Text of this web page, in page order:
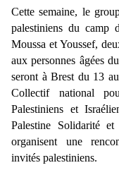
Cette semaine, le
palestiniens du camp
Moussa et Youssef,
aux personnes âgées
seront à Brest du 13
Collectif national
Palestiniens et
Palestine Solidarité
organisent une
invités palestiniens.